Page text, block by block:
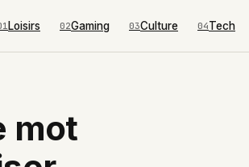
Loisirs 02Gaming 03Culture 04Tech
mot